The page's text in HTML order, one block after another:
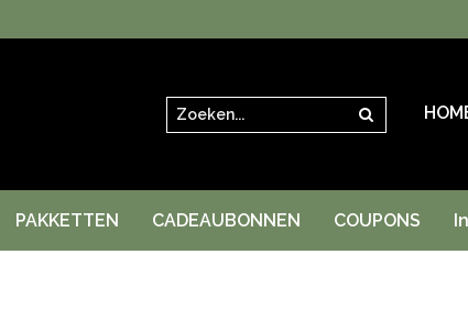
Zoeken Zoeken
PAKKETTEN CADEAUBONNEN COUPONS